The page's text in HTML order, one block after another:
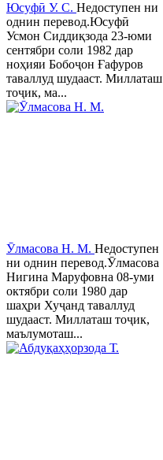
Юсуфӣ У. C. Недоступен ни
однин перевод.Юсуфӣ
Усмон Сиддиқзода 23-юми
сентябри соли 1982 дар
ноҳияи Бобоҷон Ғафуров
таваллуд шудааст. Миллаташ
тоҷик, ма...
Ӯлмасова Н. М. Недоступен
ни однин перевод.Ӯлмасова
Нигина Маруфовна 08-уми
октябри соли 1980 дар
шаҳри Хуҷанд таваллуд
шудааст. Миллаташ тоҷик,
маълумоташ...